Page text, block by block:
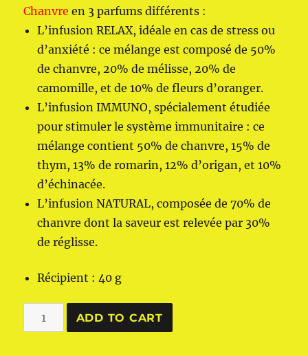
Chanvre en 3 parfums différents :
L’infusion RELAX, idéale en cas de stress ou
d’anxiété : ce mélange est composé de 50%
de chanvre, 20% de mélisse, 20% de
camomille, et de 10% de fleurs d’oranger.
L’infusion IMMUNO, spécialement étudiée
pour stimuler le système immunitaire : ce
mélange contient 50% de chanvre, 15% de
thym, 13% de romarin, 12% d’origan, et 10%
d’échinacée.
L’infusion NATURAL, composée de 70% de
chanvre dont la saveur est relevée par 30%
de réglisse.
Récipient : 40 g
Infusion
ou
ADD TO CART